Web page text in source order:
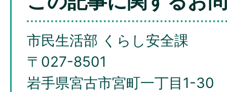
市民生活部 くらし安全課
〒027-8501
岩手県宮古市宮町一丁目1-30